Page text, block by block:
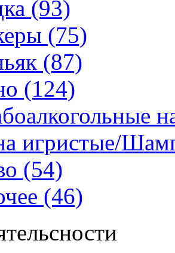
(93)
(75)
(87)
(124)
игристые/
(54)
(46)